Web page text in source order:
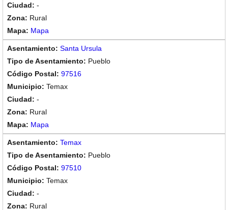
-
Rural
Mapa
Santa Ursula
Pueblo
97516
Temax
-
Rural
Mapa
Temax
Pueblo
97510
Temax
-
Rural